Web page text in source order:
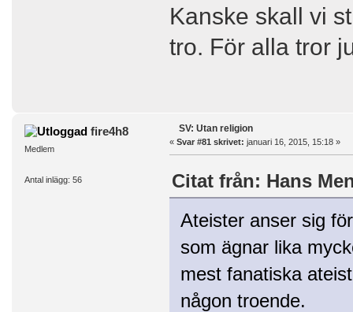
Kanske skall vi
tro. För alla tror
fire4h8
Medlem
Antal inlägg: 56
SV: Utan religion
« Svar #81 skrivet: januari 16, 2015, 15:18 »
Citat från: Hans
Ateister anser sig
som ägnar lika
mest fanatiska
någon troende.